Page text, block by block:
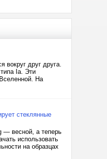
друг друга.
Ia. Эти
На
стеклянные
— весной, а теперь
использовать
на образцах